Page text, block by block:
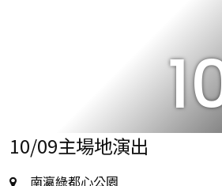
10/09主場地演出
地
南瀛綠都心公園